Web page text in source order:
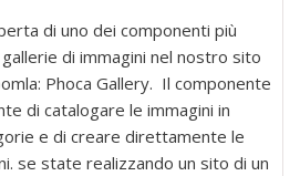
di uno dei componenti più
di immagini nel nostro sito
Phoca Gallery. Il componente
di catalogare le immagini in
e di creare direttamente le
se state realizzando un sito di un